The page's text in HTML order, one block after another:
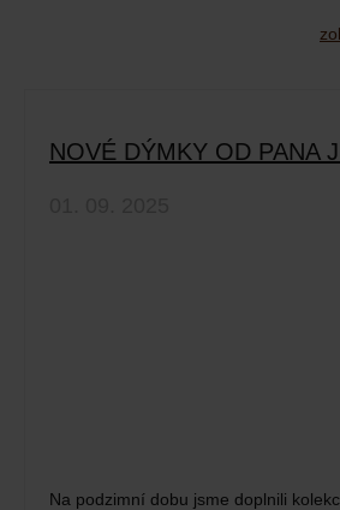
NOVÉ DÝMKY OD PANA
Na podzimní dobu jsme doplnili